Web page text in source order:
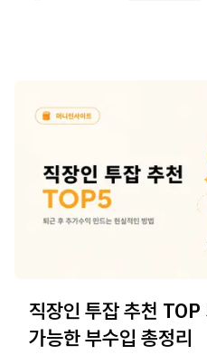
직장인 투잡 추천
가능한 부수입 총정리